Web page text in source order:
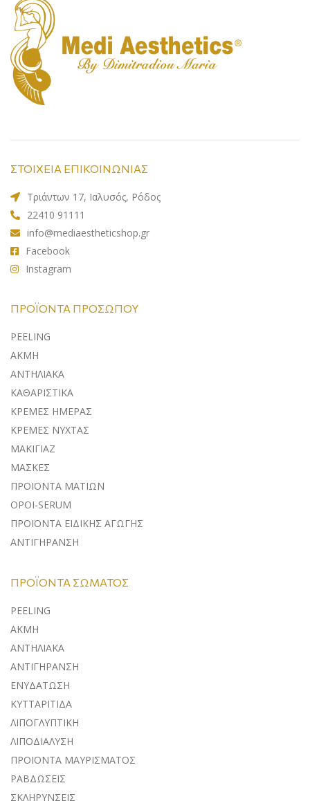
ΣΤΟΙΧΕΙΑ ΕΠΙΚΟΙΝΩΝΙΑΣ
Τριάντων 17, Ιαλυσός, Ρόδος
22410 91111
info@mediaestheticshop.gr
Facebook
Instagram
ΠΡΟΪΌΝΤΑ ΠΡΟΣΏΠΟΥ
PEELING
ΑΚΜΗ
ΑΝΤΗΛΙΑΚA
ΚΑΘΑΡΙΣΤΙΚΑ
ΚΡΕΜΕΣ ΗΜΕΡΑΣ
ΚΡΕΜΕΣ ΝΥΧΤΑΣ
ΜΑΚΙΓΙΑΖ
ΜΑΣΚΕΣ
ΠΡΟΪΟΝΤΑ ΜΑΤΙΩΝ
ΟΡΟΙ-SERUM
ΠΡΟΪΟΝΤΑ ΕΙΔΙΚΗΣ ΑΓΩΓΗΣ
ΑΝΤΙΓΗΡΑΝΣΗ
ΠΡΟΪΌΝΤΑ ΣΏΜΑΤΟΣ
PEELING
ΑΚΜΗ
ΑΝΤΗΛΙΑΚΑ
ΑΝΤΙΓΗΡΑΝΣΗ
ΕΝΥΔΑΤΩΣΗ
ΚΥΤΤΑΡΙΤΙΔΑ
ΛΙΠΟΓΛΥΠΤΙΚΗ
ΛΙΠΟΔΙΑΛΥΣΗ
ΠΡΟΪΟΝΤΑ ΜΑΥΡΙΣΜΑΤΟΣ
ΡΑΒΔΩΣΕΙΣ
ΣΚΛΗΡΥΝΣΕΙΣ